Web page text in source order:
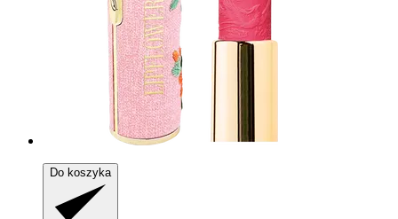
Do koszyka